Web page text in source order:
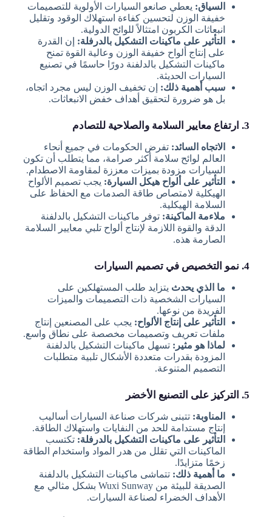
السياق: يعطي صانعو السيارات الأولوية للتصميمات
خفيفة الوزن لتحسين كفاءة استهلاك الوقود وتقليل
انبعاثات الكربون امتثالاً للوائح الدولية.
التأثير على ماكينات التشكيل بالدرفلة: إن القدرة
على إنتاج ألواح خفيفة الوزن وعالية القوة تمنح
ماكينات التشكيل بالدلفنة دورًا حاسمًا في تصنيع
السيارات الحديثة.
سبب أهمية ذلك: إن تخفيف الوزن ليس مجرد اتجاه،
بل هو ضرورة لتحقيق أهداف خفض الانبعاثات.
3. ارتفاع معايير السلامة والصلاحية للتصادم
الاتجاه السائد: تفرض الحكومات في جميع أنحاء
العالم لوائح سلامة أكثر صرامة، مما يتطلب أن تكون
السيارات مزودة بميزات معززة لمقاومة الاصطدام.
التأثير على ألواح هيكل السيارة: يجب تصميم الألواح
الهيكلية لامتصاص طاقة الصدمات مع الحفاظ على
السلامة الهيكلية.
ملاءمة الماكينة: توفر ماكينات التشكيل بالدلفنة
الدقة والقوة اللازمة لإنتاج ألواح تلبي معايير السلامة
الصارمة هذه.
4. نمو التخصيص في تصميم السيارات
ما الذي يحدث يتزايد طلب المستهلكين على
السيارات الشخصية ذات التصميمات والميزات
الفريدة من نوعها.
التأثير على إنتاج الألواح: يجب على المصنعين إنتاج
ملفات تعريف وتصميمات مخصصة على نطاق واسع.
لماذا هو مثير: تسهل ماكينات التشكيل بالدلفنة
المزودة بقدرات متعددة الأشكال تلبية متطلبات
التصميم المتنوعة.
5. التركيز على التصنيع الأخضر
المناوبة: تتبنى شركات صناعة السيارات أساليب
إنتاج مستدامة للحد من النفايات واستهلاك الطاقة.
التأثير على ماكينات التشكيل بالدرفلة: تكتسب
الماكينات التي تقلل من هدر المواد واستخدام الطاقة
زخمًا متزايدًا.
ما أهمية ذلك: تتماشى ماكينات التشكيل بالدلفنة
الصديقة للبيئة من Wuxi Sunway بشكل مثالي مع
الأهداف الخضراء لصناعة السيارات.